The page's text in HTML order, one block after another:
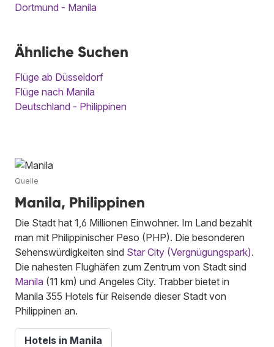
Dortmund - Manila
Ähnliche Suchen
Flüge ab Düsseldorf
Flüge nach Manila
Deutschland - Philippinen
Quelle
Manila, Philippinen
Die Stadt hat 1,6 Millionen Einwohner. Im Land bezahlt
man mit Philippinischer Peso (PHP). Die besonderen
Sehenswürdigkeiten sind Star City (Vergnügungspark).
Die nahesten Flughäfen zum Zentrum von Stadt sind
Manila (11 km) und Angeles City. Trabber bietet in
Manila 355 Hotels für Reisende dieser Stadt von
Philippinen an.
Hotels in Manila